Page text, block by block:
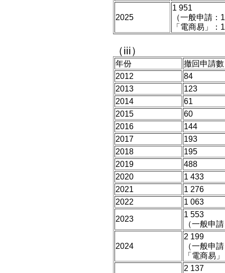
2025
1 951
（一般申請
「電商易」：
（iii）
年份
撤回申請
2012
84
2013
123
2014
61
2015
60
2016
144
2017
193
2018
195
2019
488
2020
1 433
2021
1 276
2022
1 063
2023
1 553
（一般申
2024
2 199
（一般申
「電商易
2 137